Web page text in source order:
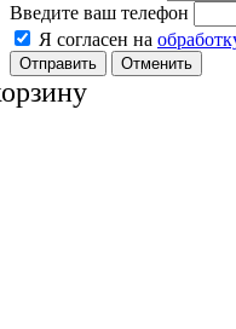
Введите ваш телефон
Я согласен на
Отменить